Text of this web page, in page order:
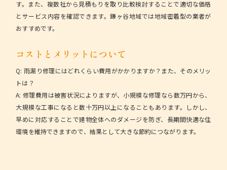
す。また、複数社から見積もりを取り比較検討することで適切な価格
とサービス内容を確認できます。鎌ヶ谷地域では地域密着型の業者が
おすすめです。
コストとメリットについて
Q: 雨漏り修理にはどれくらい費用がかかりますか？また、そのメリッ
トは？
A: 修理費用は被害状況によりますが、小規模な修理なら数万円から、
大規模な工事になると数十万円以上になることもあります。しかし、
早めに対応することで建物全体へのダメージを防ぎ、長期間快適な住
環境を維持できますので、結果として大きな節約につながります。